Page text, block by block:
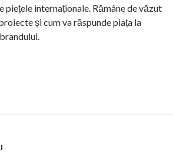
piețele internaționale. Rămâne de văzut
și cum va răspunde piața la